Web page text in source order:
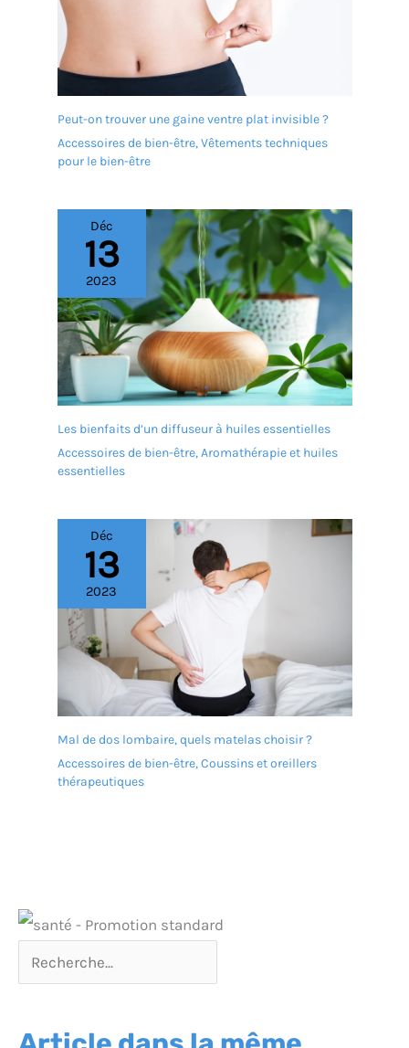
Peut-on trouver une gaine ventre plat invisible ?
Accessoires de bien-être,Vêtements techniques
pour le bien-être
Déc
13
2023
Les bienfaits d’un diffuseur à huiles essentielles
Accessoires de bien-être,Aromathérapie et huiles
essentielles
Déc
13
2023
Mal de dos lombaire, quels matelas choisir ?
Accessoires de bien-être,Coussins et oreillers
thérapeutiques